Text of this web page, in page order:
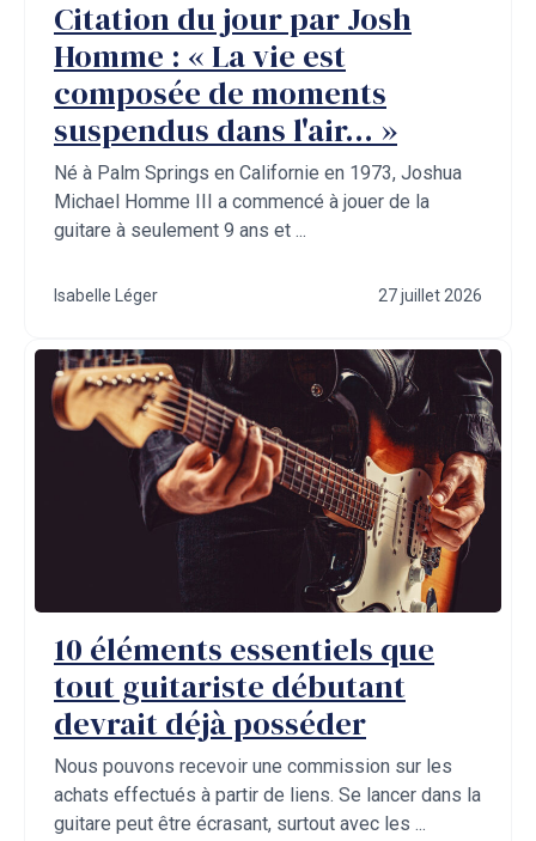
Citation du jour par Josh
Homme : « La vie est
composée de moments
suspendus dans l'air… »
Né à Palm Springs en Californie en 1973, Joshua
Michael Homme III a commencé à jouer de la
guitare à seulement 9 ans et ...
Isabelle Léger 27 juillet 2026
10 éléments essentiels que
tout guitariste débutant
devrait déjà posséder
Nous pouvons recevoir une commission sur les
achats effectués à partir de liens. Se lancer dans la
guitare peut être écrasant, surtout avec les ...